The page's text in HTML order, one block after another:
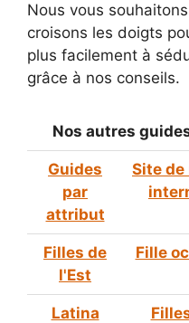
Nous vous
croisons les doigts
plus facilement à
grâce à nos conseils.
Nos autres
Guides
par
attribut
Site
Filles de
l'Est
Fille
Latina